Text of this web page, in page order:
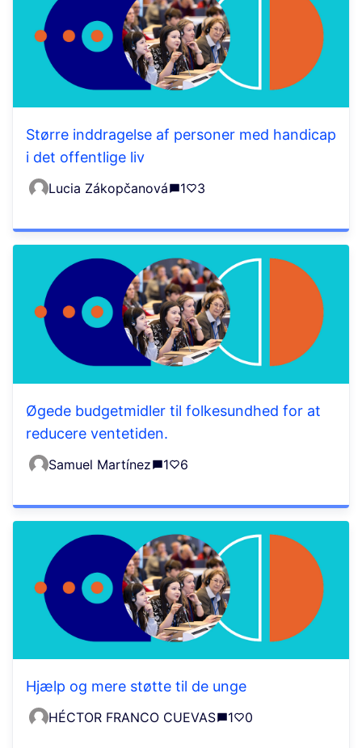
Større inddragelse af personer med handicap
i det offentlige liv
Lucia Zákopčanová 1 3
Øgede budgetmidler til folkesundhed for at
reducere ventetiden.
Samuel Martínez 1 6
Hjælp og mere støtte til de unge
HÉCTOR FRANCO CUEVAS 1 0